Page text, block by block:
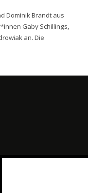
Dominik Brandt aus
Gaby Schillings,
an. Die